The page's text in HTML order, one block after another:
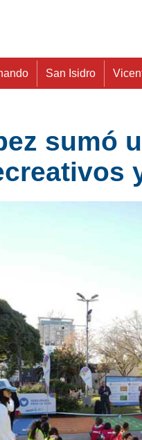
San Isidro
sumó